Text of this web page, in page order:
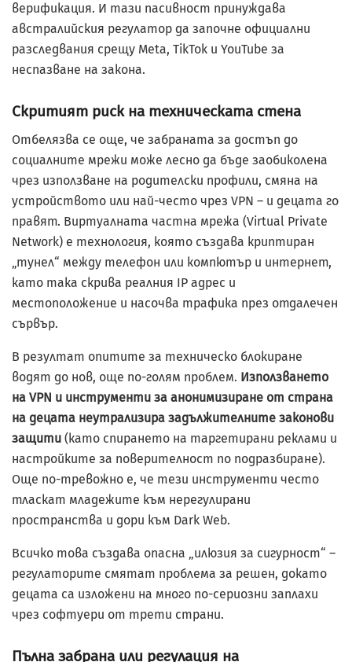
верификация. И тази пасивност принуждава
австралийския регулатор да започне официални
разследвания срещу Meta, TikTok и YouTube за
неспазване на закона.
Скритият риск на техническата стена
Отбелязва се още, че забраната за достъп до
социалните мрежи може лесно да бъде заобиколена
чрез използване на родителски профили, смяна на
устройството или най-често чрез VPN – и децата го
правят. Виртуалната частна мрежа (Virtual Private
Network) е технология, която създава криптиран
„тунел“ между телефон или компютър и интернет,
като така скрива реалния IP адрес и
местоположение и насочва трафика през отдалечен
сървър.
В резултат опитите за техническо блокиране
водят до нов, още по-голям проблем. Използването
на VPN и инструменти за анонимизиране от страна
на децата неутрализира задължителните законови
защити (като спирането на таргетирани реклами и
настройките за поверителност по подразбиране).
Още по-тревожно е, че тези инструменти често
тласкат младежите към нерегулирани
пространства и дори към Dark Web.
Всичко това създава опасна „илюзия за сигурност“ –
регулаторите смятат проблема за решен, докато
децата са изложени на много по-сериозни заплахи
чрез софтуери от трети страни.
Пълна забрана или регулация на